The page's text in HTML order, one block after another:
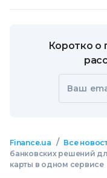
Коротко о
Ваш
Finance.ua / Все
банковских решений
карты в одном сервисе